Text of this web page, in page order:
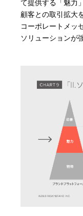
て提供する「魅力
顧客との取引拡大
コーポレートメッ
ソリューションが